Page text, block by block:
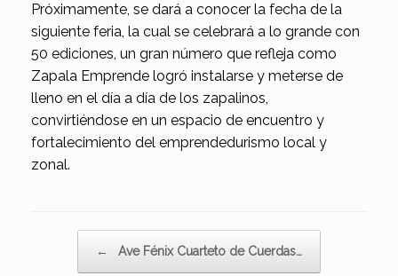
Próximamente, se dará a conocer la fecha de la
siguiente feria, la cual se celebrará a lo grande con
50 ediciones, un gran número que refleja como
Zapala Emprende logró instalarse y meterse de
lleno en el día a día de los zapalinos,
convirtiéndose en un espacio de encuentro y
fortalecimiento del emprendedurismo local y
zonal.
← Ave Fénix Cuarteto de Cuerdas…